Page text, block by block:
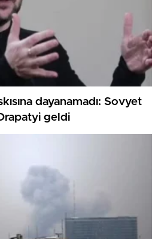
dayanamadı: Sovyet
geldi